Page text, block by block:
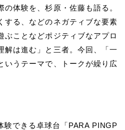
体験を、杉原・佐藤も語る。
する、などのネガティブな要素
ぶことなどポジティブなアプロ
解は進む」と三者。今回、「一
いうテーマで、トークが繰り広
験できる卓球台「PARA PINGP